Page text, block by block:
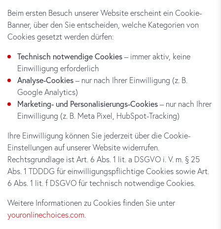
Beim ersten Besuch unserer Website erscheint ein Cookie-
Banner, über den Sie entscheiden, welche Kategorien von
Cookies gesetzt werden dürfen:
Technisch notwendige Cookies– immer aktiv, keine
Einwilligung erforderlich
Analyse-Cookies– nur nach Ihrer Einwilligung (z. B.
Google Analytics)
Marketing- und Personalisierungs-Cookies– nur nach Ihrer
Einwilligung (z. B. Meta Pixel, HubSpot-Tracking)
Ihre Einwilligung können Sie jederzeit über die Cookie-
Einstellungen auf unserer Website widerrufen.
Rechtsgrundlage ist Art. 6 Abs. 1 lit. a DSGVO i. V. m. § 25
Abs. 1 TDDDG für einwilligungspflichtige Cookies sowie Art.
6 Abs. 1 lit. f DSGVO für technisch notwendige Cookies.
Weitere Informationen zu Cookies finden Sie unter
youronlinechoices.com.